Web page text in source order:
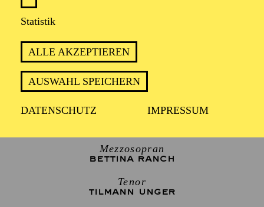
Statistik
ALLE AKZEPTIEREN
AUSWAHL SPEICHERN
DATENSCHUTZ IMPRESSUM
1 Stunde 30 Minuten, keine Pause
Sopran
Mezzosopran
BETTINA RANCH
Tenor
TILMANN UNGER